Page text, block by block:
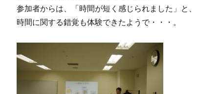
参加者からは、「時間が短く感じられました」と、
時間に関する錯覚も体験できたようで・・・。